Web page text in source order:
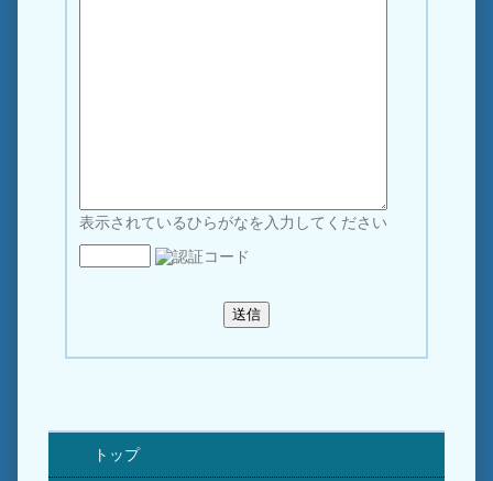
表示されているひらがなを入力してください
トップ